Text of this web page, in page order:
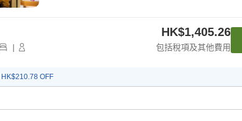
|
HK$1,405.26
包括稅項及其他費用
HK$210.78 OFF